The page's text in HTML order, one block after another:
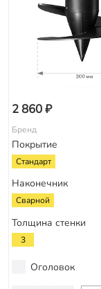
2 860 ₽
Бренд
Покрытие
Стандарт
Наконечник
Сварной
Толщина стенки
3
Оголовок